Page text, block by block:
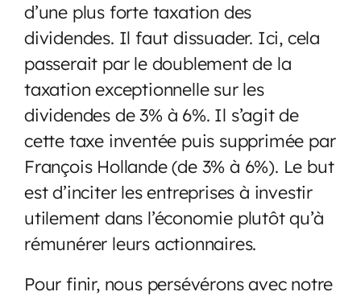
d’une plus forte taxation des
dividendes. Il faut dissuader. Ici, cela
passerait par le doublement de la
taxation exceptionnelle sur les
dividendes de 3% à 6%. Il s’agit de
cette taxe inventée puis supprimée par
François Hollande (de 3% à 6%). Le but
est d’inciter les entreprises à investir
utilement dans l’économie plutôt qu’à
rémunérer leurs actionnaires.
Pour finir, nous persévérons avec notre